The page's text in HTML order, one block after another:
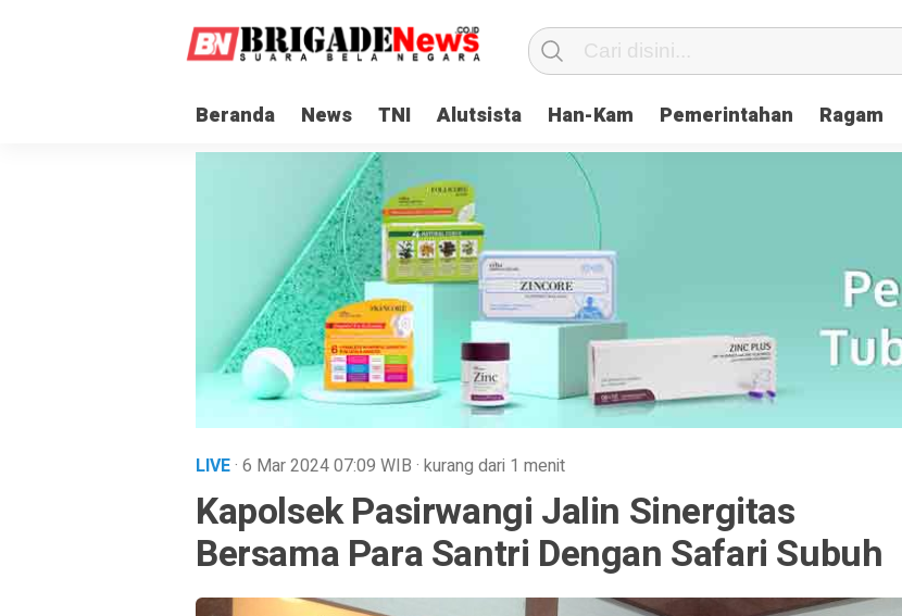
Beranda News TNI Alutsista Han-Kam Pemerintahan Ragam
LIVE· 6 Mar 202407:09 WIB · kurang dari 1 menit
Kapolsek Pasirwangi Jalin Sinergitas
Bersama Para Santri Dengan Safari Subuh